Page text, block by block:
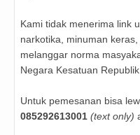
Kami tidak menerima link
narkotika, minuman
melanggar norma
Negara Kesatuan Republik
Untuk pemesanan bisa
085292613001 (text only)